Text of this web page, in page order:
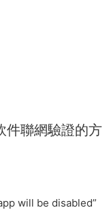
聯網驗證的方
will be disabled”